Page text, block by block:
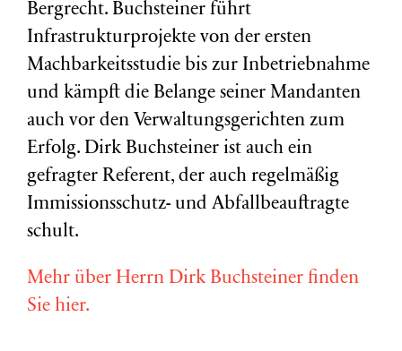
Bergrecht. Buchsteiner führt
Infrastrukturprojekte von der ersten
Machbarkeitsstudie bis zur Inbetriebnahme
und kämpft die Belange seiner Mandanten
auch vor den Verwaltungsgerichten zum
Erfolg. Dirk Buchsteiner ist auch ein
gefragter Referent, der auch regelmäßig
Immissionsschutz- und Abfallbeauftragte
schult.
Mehr über Herrn Dirk Buchsteiner finden
Sie hier.